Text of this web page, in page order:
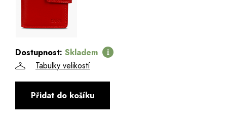
Dostupnost: Skladem
Tabulky velikostí
Přidat do košíku